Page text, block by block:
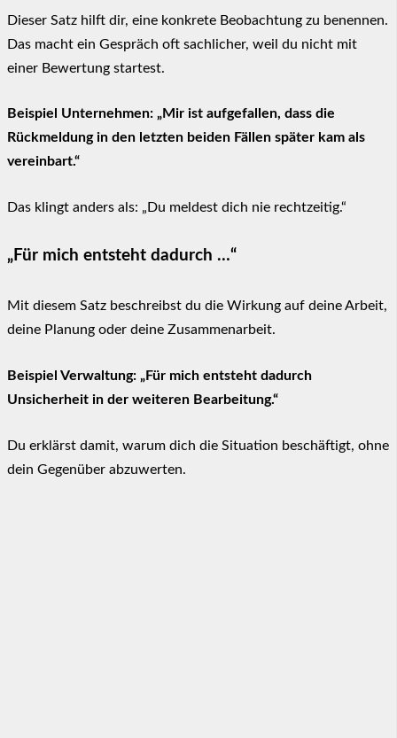
Dieser Satz hilft dir, eine konkrete Beobachtung zu benennen.
Das macht ein Gespräch oft sachlicher, weil du nicht mit
einer Bewertung startest.
Beispiel Unternehmen: „Mir ist aufgefallen, dass die
Rückmeldung in den letzten beiden Fällen später kam als
vereinbart.“
Das klingt anders als: „Du meldest dich nie rechtzeitig.“
„Für mich entsteht dadurch …“
Mit diesem Satz beschreibst du die Wirkung auf deine Arbeit,
deine Planung oder deine Zusammenarbeit.
Beispiel Verwaltung: „Für mich entsteht dadurch
Unsicherheit in der weiteren Bearbeitung.“
Du erklärst damit, warum dich die Situation beschäftigt, ohne
dein Gegenüber abzuwerten.